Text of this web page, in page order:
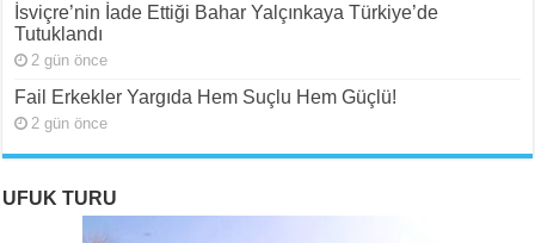
İsviçre’nin İade Ettiği Bahar Yalçınkaya Türkiye’de
Tutuklandı
2 gün önce
Fail Erkekler Yargıda Hem Suçlu Hem Güçlü!
2 gün önce
UFUK TURU